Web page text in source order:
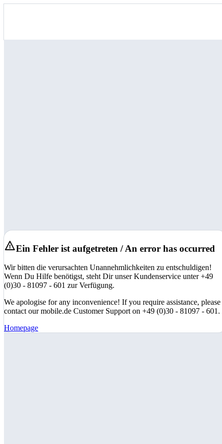
Ein Fehler ist aufgetreten / An error has occurred
Wir bitten die verursachten Unannehmlichkeiten zu entschuldigen!
Wenn Du Hilfe benötigst, steht Dir unser Kundenservice unter +49
(0)30 - 81097 - 601 zur Verfügung.
We apologise for any inconvenience! If you require assistance, please
contact our mobile.de Customer Support on +49 (0)30 - 81097 - 601.
Homepage